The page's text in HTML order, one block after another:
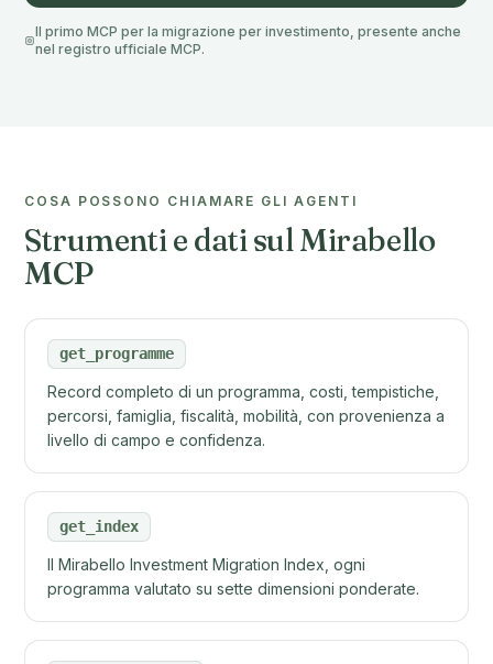
Il primo MCP per la migrazione per investimento, presente anche
nel registro ufficiale MCP.
COSA POSSONO CHIAMARE GLI AGENTI
Strumenti e dati sul Mirabello
MCP
get_programme
Record completo di un programma, costi, tempistiche,
percorsi, famiglia, fiscalità, mobilità, con provenienza a
livello di campo e confidenza.
get_index
Il Mirabello Investment Migration Index, ogni
programma valutato su sette dimensioni ponderate.